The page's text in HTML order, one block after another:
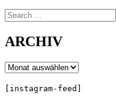
for:
ARCHIV
Archiv
[instagram-feed]